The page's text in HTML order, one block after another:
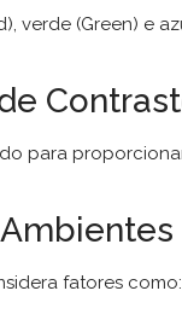
verde (Green) e
para
fatores como: